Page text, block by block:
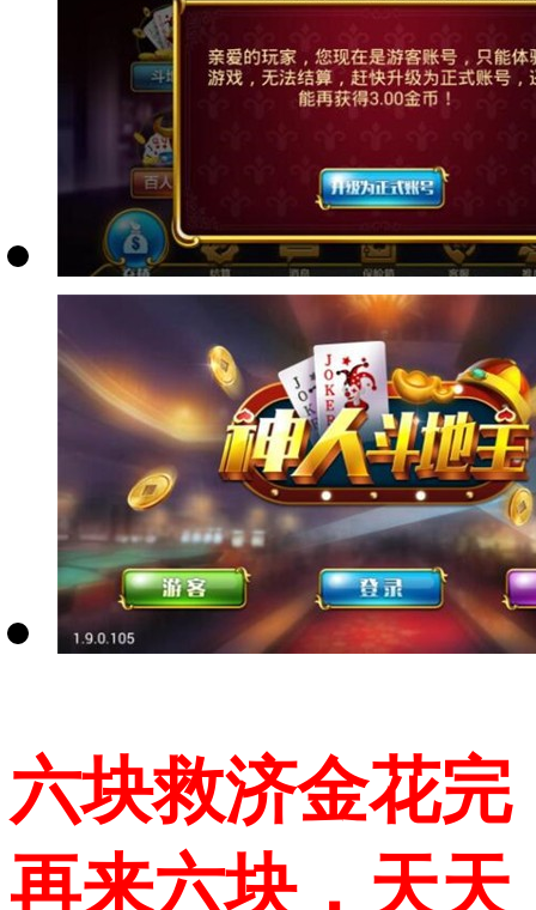
六块救济金花完
再来六块，天天